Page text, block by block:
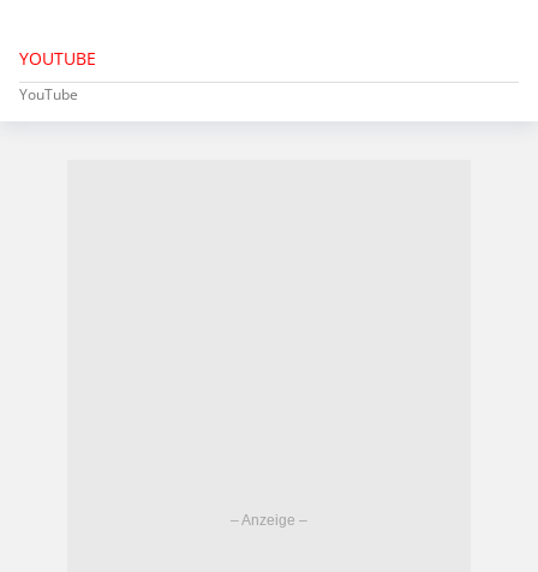
YOUTUBE
YouTube